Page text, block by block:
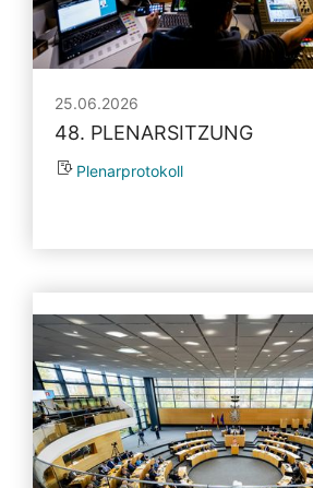
25.06.2026
48. PLENARSITZUNG
Plenarprotokoll